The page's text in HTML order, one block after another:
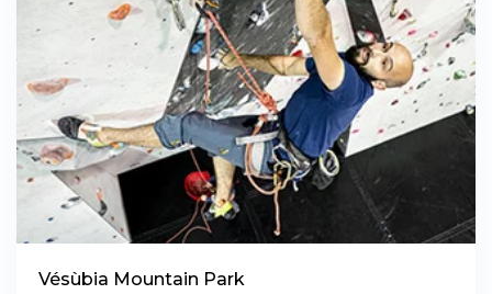
Vésùbia Mountain Park